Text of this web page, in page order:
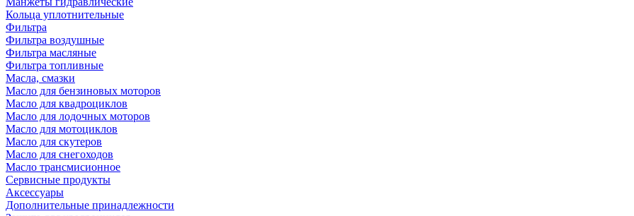
Кольца уплотнительные
Фильтра
Фильтра воздушные
Фильтра масляные
Фильтра топливные
Масла, смазки
Масло для бензиновых моторов
Масло для квадроциклов
Масло для лодочных моторов
Масло для мотоциклов
Масло для скутеров
Масло для снегоходов
Масло трансмисионное
Сервисные продукты
Аксессуары
Дополнительные принадлежности